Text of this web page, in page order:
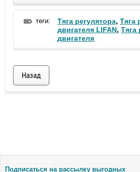
теги: Тяга регулятора, Тяга
двигателя LIFAN, Тяга
двигателя
Назад
Подписаться на рассылку выгодных